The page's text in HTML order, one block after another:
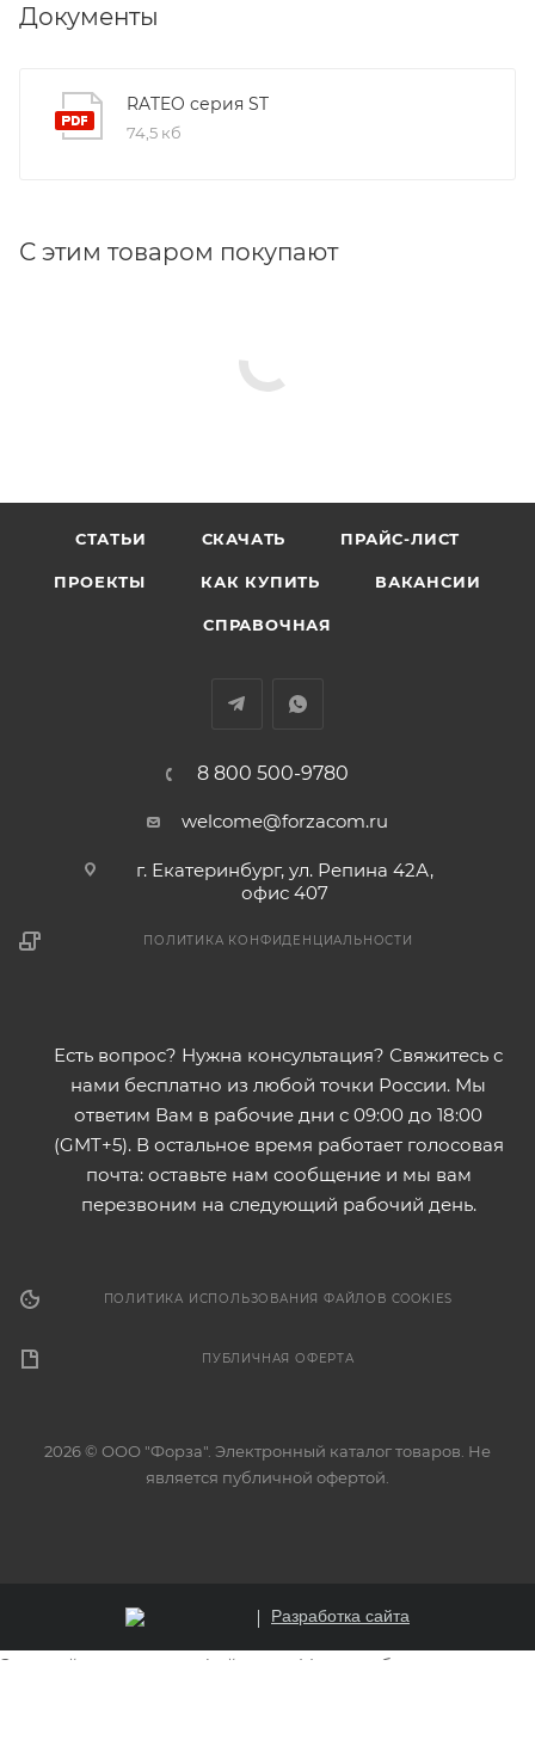
Документы
RATEO серия ST
74,5 кб
С этим товаром покупают
СТАТЬИ СКАЧАТЬ ПРАЙС-ЛИСТ
ПРОЕКТЫ КАК КУПИТЬ ВАКАНСИИ
СПРАВОЧНАЯ
8 800 500-9780
welcome@forzacom.ru
г. Екатеринбург, ул. Репина 42А,
офис 407
ПОЛИТИКА КОНФИДЕНЦИАЛЬНОСТИ
Есть вопрос? Нужна консультация? Свяжитесь с
нами бесплатно из любой точки России. Мы
ответим Вам в рабочие дни с 09:00 до 18:00
(GMT+5). В остальное время работает голосовая
почта: оставьте нам сообщение и мы вам
перезвоним на следующий рабочий день.
ПОЛИТИКА ИСПОЛЬЗОВАНИЯ ФАЙЛОВ COOKIES
ПУБЛИЧНАЯ ОФЕРТА
2026 © ООО "Форза". Электронный каталог товаров. Не
является публичной офертой.
Разработка сайта
Этот сайт использует файлы cookie для обеспечения